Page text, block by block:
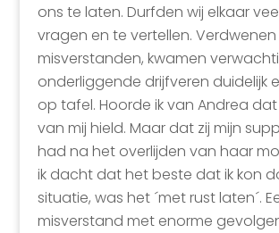
ons te laten. Durfden wij elkaar
vragen en te vertellen. Verdwenen
misverstanden, kwamen
onderliggende drijfveren duidelijk
op tafel. Hoorde ik van Andrea
van mij hield. Maar dat zij mijn
had na het overlijden van haar
ik dacht dat het beste dat ik kon
situatie, was het ´met rust laten´.
misverstand met enorme